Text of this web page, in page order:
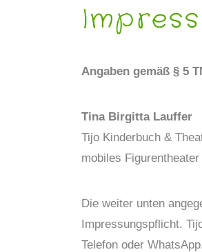
Angaben gemäß § 5
Tina Birgitta Lauffer
Tijo Kinderbuch &
mobiles
Die weiter unten
Impressungspflicht.
Telefon oder WhatsApp.